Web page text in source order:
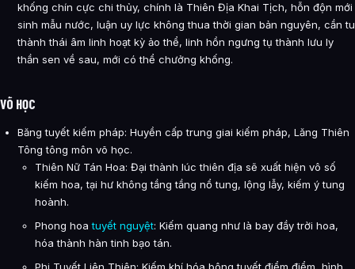
khống chín cực chi thủy, chính là Thiên Địa Khai Tịch, hỗn độn mới
sinh mẫu nước, luận uy lực không thua thời gian bản nguyên, cần tu
thành thái âm linh hoạt kỳ ảo thể, linh hồn ngưng tụ thành lưu ly
thần sen về sau, mới có thể chưởng khống.
VÕ HỌC
Băng tuyết kiếm pháp: Huyền cấp trung giai kiếm pháp, Lăng Thiên
Tông tông môn võ học.
Thiên Nữ Tán Hoa: Đại thành lúc thiên địa sẽ xuất hiện vô số
kiếm hoa, tại hư không tầng tầng nổ tung, lộng lẫy, kiếm ý tung
hoành.
Phong hoatuyết nguyệt: Kiếm quang như là bay đầy trời hoa,
hóa thành hàn tinh bạo tán.